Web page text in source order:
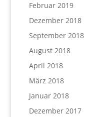
Februar 2019
Dezember 2018
September 2018
August 2018
April 2018
März 2018
Januar 2018
Dezember 2017